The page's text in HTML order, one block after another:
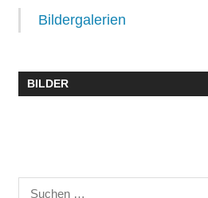
Bildergalerien
BILDER
Suchen